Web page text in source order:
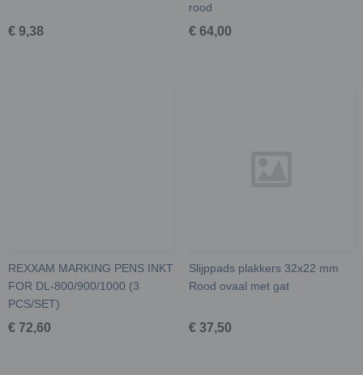
€ 9,38
rood
€ 64,00
REXXAM MARKING PENS INKT
FOR DL-800/900/1000 (3
PCS/SET)
€ 72,60
Slijppads plakkers 32x22 mm
Rood ovaal met gat
€ 37,50